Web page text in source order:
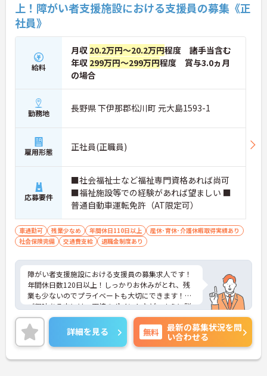
上！障がい者支援施設における支援員の募集《正
社員》
給料
月収 20.2万円～20.2万円程度 諸手当含む
年収 299万円～299万円程度 賞与3.0ヵ月
の場合
勤務地 長野県 下伊那郡松川町 元大島1593-1
雇用形態 正社員(正職員)
応募要件
■社会福祉士など福祉専門資格あれば尚可
■福祉施設等での経験があれば望ましい ■
普通自動車運転免許（AT限定可）
車通勤可 残業少なめ 年間休日110日以上
産休･育休･介護休暇取得実績あり
社会保険完備
交通費支給 退職金制度あり
障がい者支援施設における支援員の募集求人です！
年間休日数120日以上！しっかりお休みがとれ、残
業も少ないのでプライベートも大切にできます！
ご興味ある方には、面接のポイントなど、さらに詳
細をお話致しますのでお気軽にご相談ください。
詳細を見る 無料
最新の募集状況を問
い合わせる